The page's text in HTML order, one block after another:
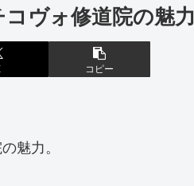
ヴォ修道院の魅力
コピー
魅力。